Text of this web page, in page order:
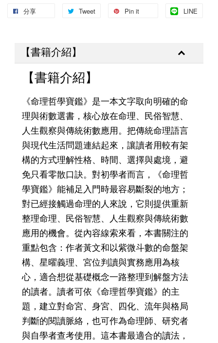
分享 Tweet Pin it LINE
【書籍介紹】
【書籍介紹】
《命理哲學寶鑑》是一本文字取向明確的命
理與術數選書，核心放在命理、民俗智慧、
人生觀察與傳統術數應用。把傳統命理語言
與現代生活問題連結起來，讓讀者用較有架
構的方式理解性格、時間、選擇與處境，避
免只看零散口訣。對初學者而言，《命理哲
學寶鑑》能補足入門時最容易斷裂的地方；
對已經接觸過命理的人來說，它則提供重新
整理命理、民俗智慧、人生觀察與傳統術數
應用的機會。從內容線索來看，本書關注的
重點包含：作者黃文和以紫微斗數的命盤架
構、星曜義理、宮位判讀與實務應用為核
心，適合想從基礎概念一路整理到解盤方法
的讀者。讀者可依《命理哲學寶鑑》的主
題，建立對命宮、身宮、四化、流年與格局
判斷的閱讀脈絡，也可作為命理師、研究者
與自學者查考使用。這本書最適合的讀法，